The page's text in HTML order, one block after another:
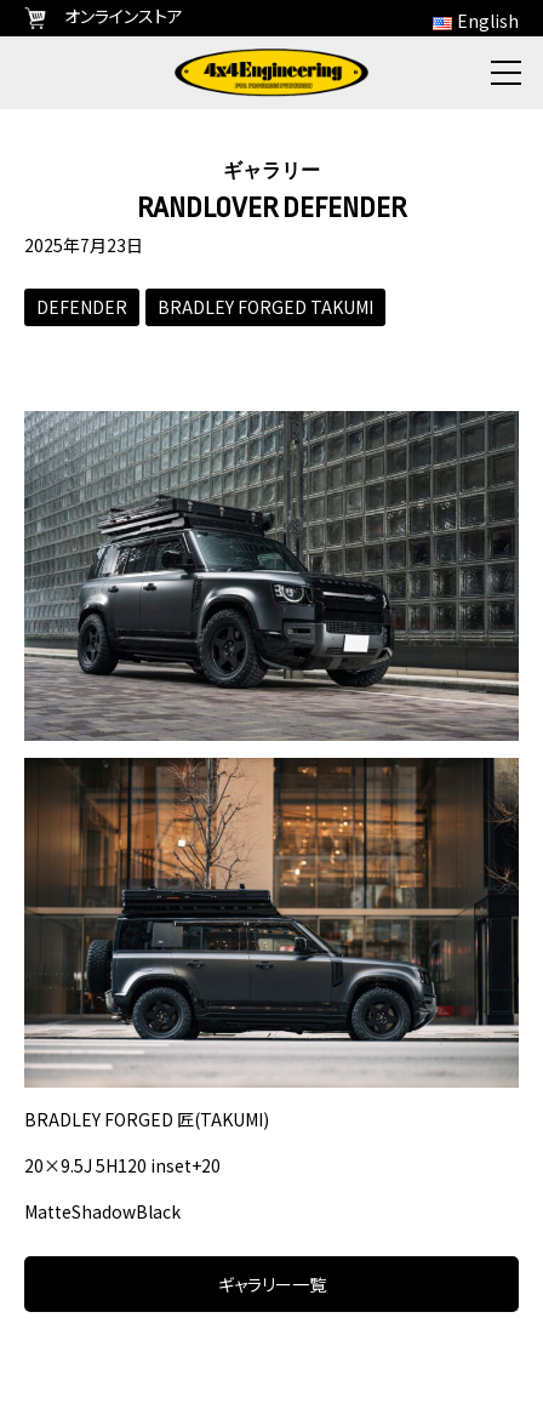
オンラインストア English
ギャラリー
RANDLOVER DEFENDER
2025年7月23日
DEFENDER BRADLEY FORGED TAKUMI
BRADLEY FORGED 匠(TAKUMI)
20×9.5J 5H120 inset+20
MatteShadowBlack
ギャラリー一覧